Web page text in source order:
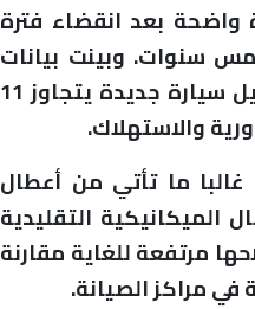
واضحة بعد انقضاء فترة
سنوات. وبينت بيانات
صادرة عن مؤسسات متخصصة أن متوسط تكلفة امتلاك وتشغيل سيارة جديدة يتجاوز 11
والاستهلاك.
ما تأتي من أعطال
الميكانيكية التقليدية
مرتفعة للغاية مقارنة
في مراكز الصيانة.